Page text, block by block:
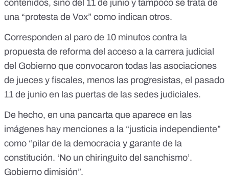
contenidos, sino del 11 de junio y tampoco se trata de
una “protesta de Vox” como indican otros.
Corresponden al paro de 10 minutos contra la
propuesta de reforma del acceso a la carrera judicial
del Gobierno que convocaron todas las asociaciones
de jueces y fiscales, menos las progresistas, el pasado
11 de junio en las puertas de las sedes judiciales.
De hecho, en una pancarta que aparece en las
imágenes hay menciones a la “justicia independiente”
como “pilar de la democracia y garante de la
constitución. ‘No un chiringuito del sanchismo’.
Gobierno dimisión”.